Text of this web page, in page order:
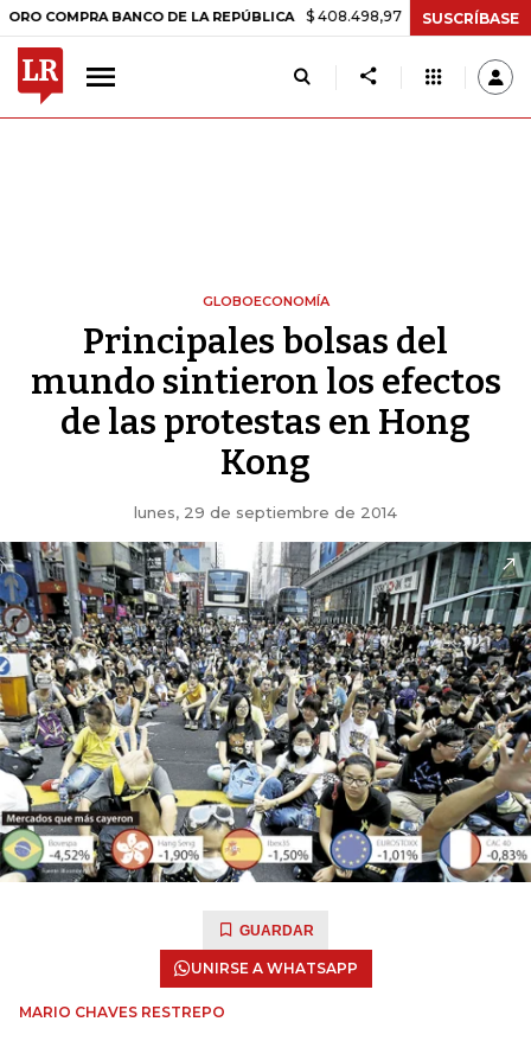
BANCO DE LA REPÚBLICA $ 408.498,97 +$ 8.753,81 +2,19%
SUSCRÍBASE
GLOBOECONOMÍA
Principales bolsas del
mundo sintieron los efectos
de las protestas en Hong
Kong
lunes, 29 de septiembre de 2014
GUARDAR
UNIRSE A WHATSAPP
MARIO CHAVES RESTREPO